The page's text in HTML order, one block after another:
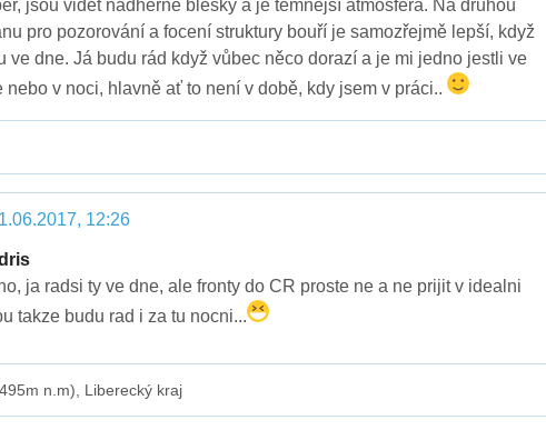
jsou vidět nádherné blesky a je temnější atmosféra. Na druhou
pro pozorování a focení struktury bouří je samozřejmě lepší, když
ve dne. Já budu rád když vůbec něco dorazí a je mi jedno jestli ve
nebo v noci, hlavně ať to není v době, kdy jsem v práci..
12:26
ja radsi ty ve dne, ale fronty do CR proste ne a ne prijit v idealni
takze budu rad i za tu nocni...
n.m), Liberecký kraj